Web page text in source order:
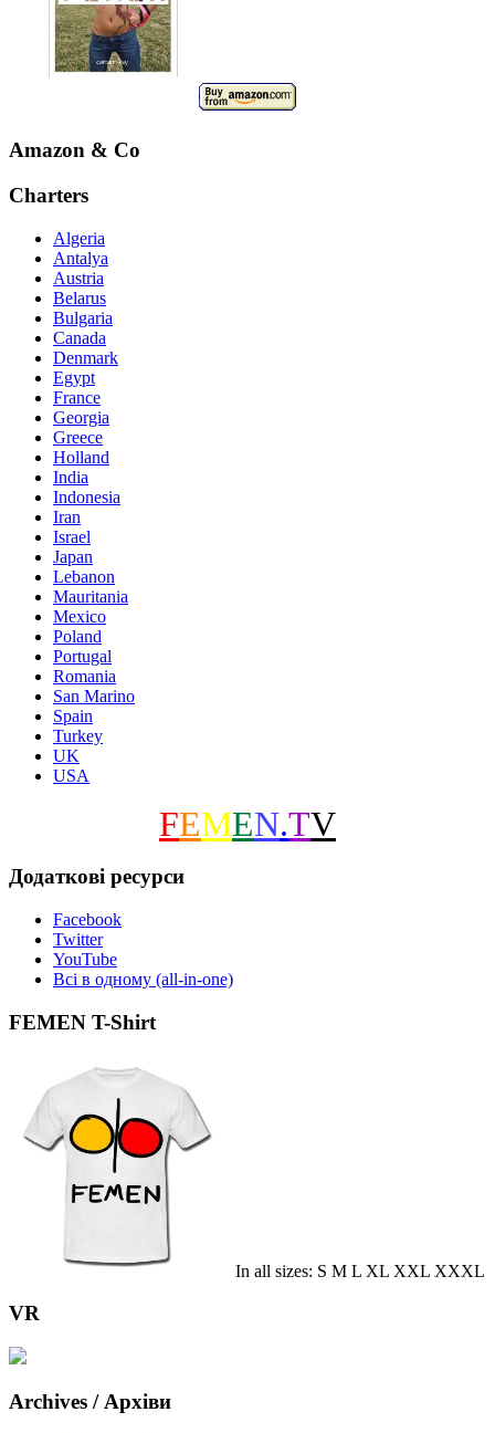
Amazon & Co
Charters
Algeria
Antalya
Austria
Belarus
Bulgaria
Canada
Denmark
Egypt
France
Georgia
Greece
Holland
India
Indonesia
Iran
Israel
Japan
Lebanon
Mauritania
Mexico
Poland
Portugal
Romania
San Marino
Spain
Turkey
UK
USA
FEMEN.TV
Додаткові ресурси
Facebook
Twitter
YouTube
Всі в одному (all-in-one)
FEMEN T-Shirt
In all sizes: S M L XL XXL XXXL
VR
Archives / Архіви